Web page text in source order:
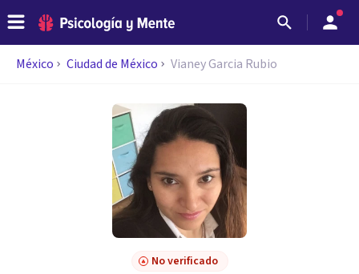
México Ciudad de México Vianey Garcia Rubio
No verificado